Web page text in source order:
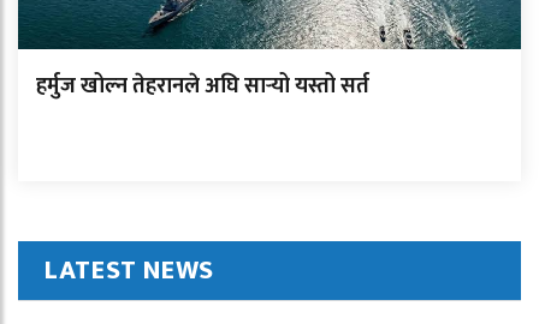
हर्मुज खोल्न तेहरानले अघि सार्‍यो यस्तो सर्त
LATEST NEWS